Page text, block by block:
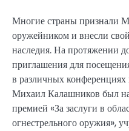
Многие страны признали
оружейником и внесли
наследия. На протяжении
приглашения для
в различных
Михаил Калашников был
премией «За заслуги в
огнестрельного оружия»,